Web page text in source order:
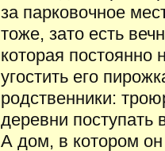
за парковочное
тоже, зато есть
которая постоянно
угостить его
родственники:
деревни поступать
А дом, в котором он